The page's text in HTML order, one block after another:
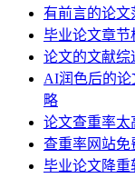
有前言的论文
毕业论文章节
论文的文献综
AI润色后的论
略
论文查重率太
查重率网站免
毕业论文降重